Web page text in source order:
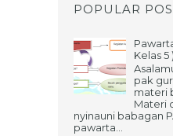
POPULAR
Kelas 5 )
pak
materi
Materi
nyinauni babagan
pawarta...